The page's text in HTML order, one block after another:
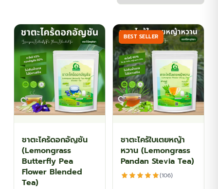
ชาตะไคร้ดอกอัญชัน
(Lemongrass
Butterfly Pea
Flower Blended
Tea)
BEST SELLER
ชาตะไคร้ใบเตยหญ้า
หวาน (Lemongrass
Pandan Stevia Tea)
(106)